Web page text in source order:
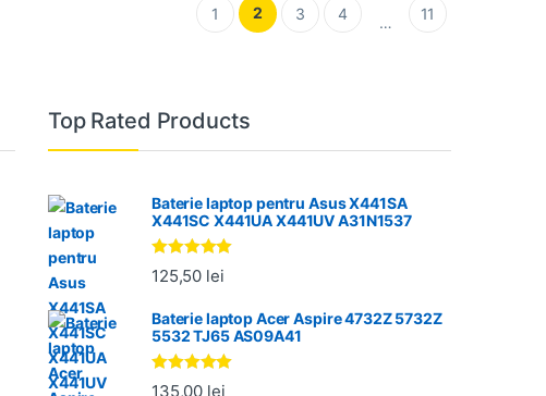
1 2 3 4 … 11
Top Rated Products
Baterie laptop pentru Asus X441SA
X441SC X441UA X441UV A31N1537
Evaluat la
5.00din 5
125,50 lei
Baterie laptop Acer Aspire 4732Z 5732Z
5532 TJ65 AS09A41
Evaluat la
135,00 lei